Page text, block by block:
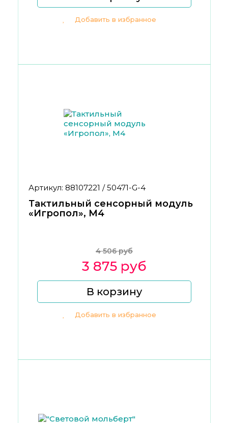
Добавить в избранное
Артикул: 88107221 / 50471-G-4
Тактильный сенсорный модуль
«Игропол», М4
4 506 руб
3 875 руб
В корзину
Добавить в избранное